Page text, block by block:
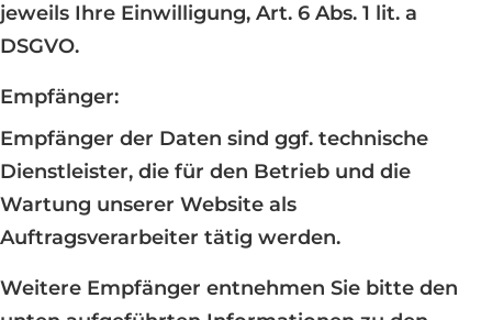
jeweils Ihre Einwilligung, Art. 6 Abs. 1 lit. a
DSGVO.
Empfänger:
Empfänger der Daten sind ggf. technische
Dienstleister, die für den Betrieb und die
Wartung unserer Website als
Auftragsverarbeiter tätig werden.
Weitere Empfänger entnehmen Sie bitte den